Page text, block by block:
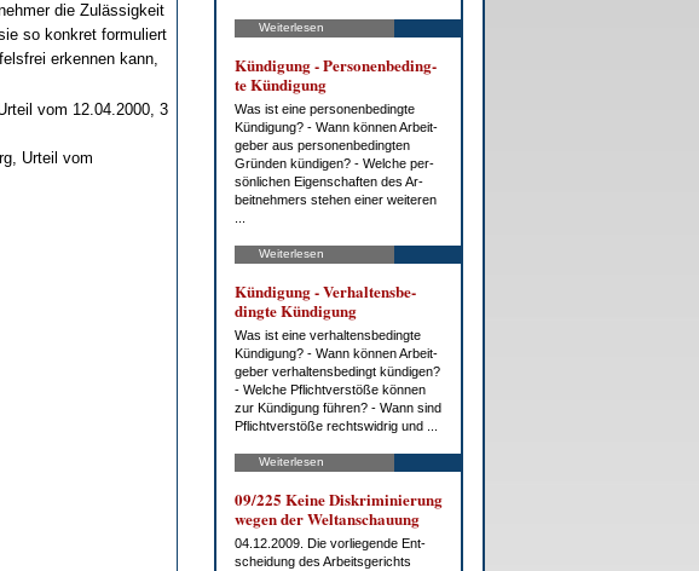
die Zulässigkeit
so konkret formuliert
erkennen kann,
vom 12.04.2000, 3
Urteil vom
Weiterlesen
Kün­di­gung - Per­so­nen­be­ding­
te Kün­di­gung
Was ist ei­ne per­so­nen­be­ding­te
Kün­di­gung? - Wann kön­nen Ar­beit­
ge­ber aus per­so­nen­be­ding­ten
Grün­den kün­di­gen? - Wel­che per­
sön­li­chen Ei­gen­schaf­ten des Ar­
beit­neh­mers ste­hen ei­ner wei­te­ren
Weiterlesen
Kün­di­gung - Ver­hal­tens­be­
ding­te Kün­di­gung
Was ist ei­ne ver­hal­tens­be­ding­te
Kün­di­gung? - Wann kön­nen Ar­beit­
ge­ber ver­hal­tens­be­dingt kün­di­gen?
- Wel­che Pflicht­ver­stö­ße kön­nen
zur Kün­di­gung füh­ren? - Wann sind
Pflicht­ver­stö­ße rechts­wid­rig und ...
Weiterlesen
09/225 Kei­ne Dis­kri­mi­nie­rung
we­gen der Welt­an­schau­ung
04.12.2009. Die vor­lie­gen­de Ent­
schei­dung des Ar­beits­ge­richts